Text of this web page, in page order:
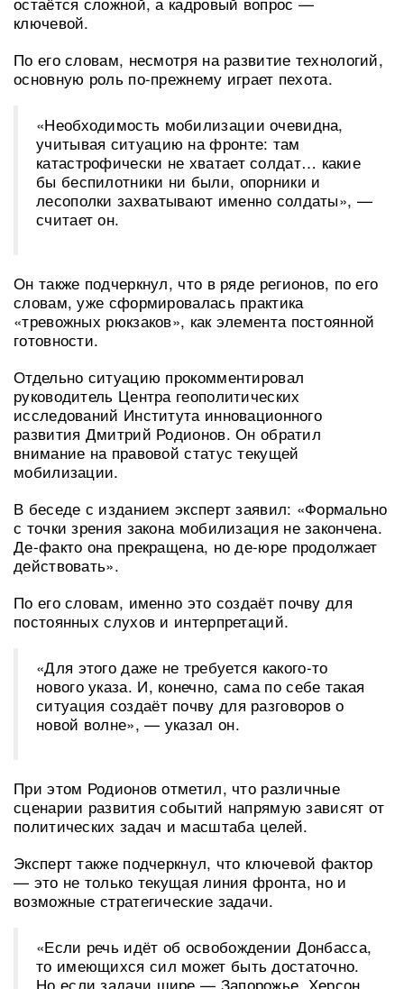
ключевой.
По его словам, несмотря на развитие технологий,
основную роль по-прежнему играет пехота.
«Необходимость мобилизации очевидна,
учитывая ситуацию на фронте: там
катастрофически не хватает солдат… какие
бы беспилотники ни были, опорники и
лесополки захватывают именно солдаты», —
считает он.
Он также подчеркнул, что в ряде регионов, по его
словам, уже сформировалась практика
«тревожных рюкзаков», как элемента постоянной
готовности.
Отдельно ситуацию прокомментировал
руководитель Центра геополитических
исследований Института инновационного
развития Дмитрий Родионов. Он обратил
внимание на правовой статус текущей
мобилизации.
В беседе с изданием эксперт заявил: «Формально
с точки зрения закона мобилизация не закончена.
Де-факто она прекращена, но де-юре продолжает
действовать».
По его словам, именно это создаёт почву для
постоянных слухов и интерпретаций.
«Для этого даже не требуется какого-то
нового указа. И, конечно, сама по себе такая
ситуация создаёт почву для разговоров о
новой волне», — указал он.
При этом Родионов отметил, что различные
сценарии развития событий напрямую зависят от
политических задач и масштаба целей.
Эксперт также подчеркнул, что ключевой фактор
— это не только текущая линия фронта, но и
возможные стратегические задачи.
«Если речь идёт об освобождении Донбасса,
то имеющихся сил может быть достаточно.
Но если задачи шире — Запорожье, Херсон,